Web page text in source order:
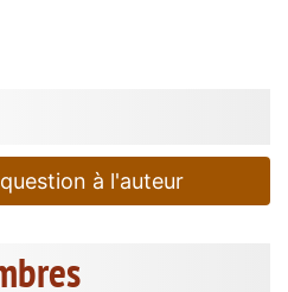
à l'auteur